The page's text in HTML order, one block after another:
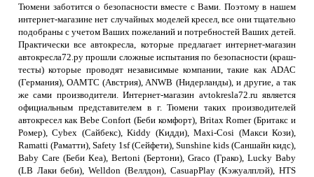
Тюмени заботится о безопасности вместе с Вами. Поэтому в нашем
интернет-магазине нет случайных моделей кресел, все они тщательно
подобраны с учетом Ваших пожеланий и потребностей Ваших детей.
Практически все автокресла, которые предлагает интернет-магазин
автокресла72.ру прошли сложные испытания по безопасности (краш-
тесты) которые проводят независимые компании, такие как ADAC
(Германия), OAMTC (Австрия), ANWB (Нидерланды), и другие, а так
же сами производители. Интернет-магазин avtokresla72.ru является
официальным представителем в г. Тюмени таких производителей
автокресел как Bebe Confort (Беби комфорт), Britax Romer (Бритакс и
Ромер), Cybex (Сайбекс), Kiddy (Кидди), Maxi-Cosi (Макси Кози),
Ramatti (Раматти), Safety 1sf (Сейфети), Sunshine kids (Саншайн кидс),
Baby Care (Беби Кеа), Bertoni (Бертони), Graco (Грако), Lucky Baby
(LB Лаки беби), Welldon (Веллдон), CasuapPlay (Кэжуалплэй), HTS